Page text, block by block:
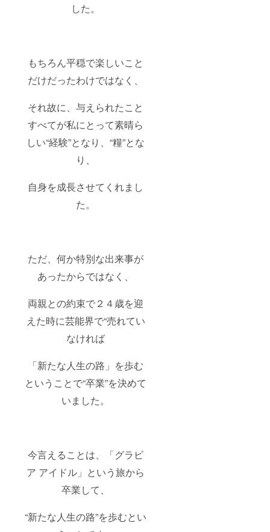
した。
もちろん平穏で楽しいこと
だけだったわけではなく、
それ故に、与えられたこと
すべてが私にとって素晴ら
しい“経験”となり、“糧”とな
り、
自身を成長させてくれまし
た。
ただ、何か特別な出来事が
あったからではなく、
両親との約束で２４歳を迎
えた時に芸能界で“売れてい
なければ
「新たな人生の路」を歩む
ということで“卒業”を決めて
いました。
今言えることは、「グラビ
ア アイドル」という旅から
卒業して、
“新たな人生の路”を歩むとい